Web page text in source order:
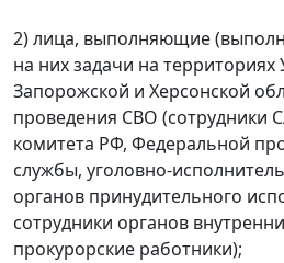
2) лица, выполняющие
на них задачи на
Запорожской и Херсонской
проведения СВО (сотрудники
комитета РФ, Федеральной
службы, уголовно-
органов принудительного
сотрудники органов
прокурорские работники);